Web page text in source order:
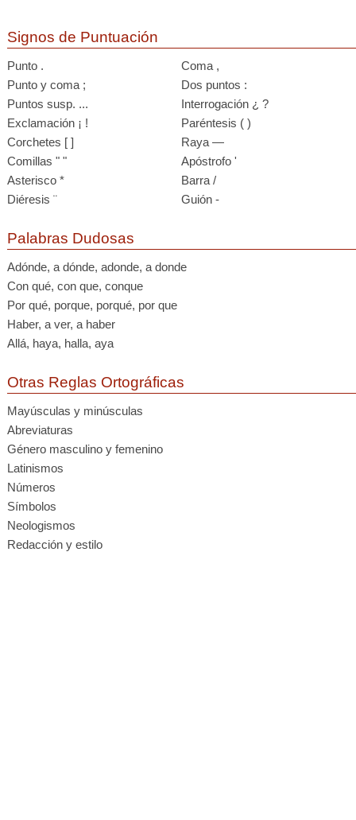
Signos de Puntuación
Punto .
Coma ,
Punto y coma ;
Dos puntos :
Puntos susp. ...
Interrogación ¿ ?
Exclamación ¡ !
Paréntesis ( )
Corchetes [ ]
Raya —
Comillas " "
Apóstrofo '
Asterisco *
Barra /
Diéresis ¨
Guión -
Palabras Dudosas
Adónde, a dónde, adonde, a donde
Con qué, con que, conque
Por qué, porque, porqué, por que
Haber, a ver, a haber
Allá, haya, halla, aya
Otras Reglas Ortográficas
Mayúsculas y minúsculas
Abreviaturas
Género masculino y femenino
Latinismos
Números
Símbolos
Neologismos
Redacción y estilo